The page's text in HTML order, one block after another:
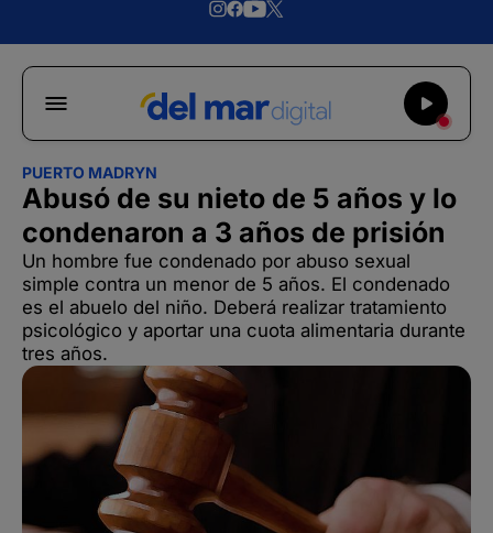
PUERTO MADRYN
Abusó de su nieto de 5 años y lo
condenaron a 3 años de prisión
Un hombre fue condenado por abuso sexual
simple contra un menor de 5 años. El condenado
es el abuelo del niño. Deberá realizar tratamiento
psicológico y aportar una cuota alimentaria durante
tres años.